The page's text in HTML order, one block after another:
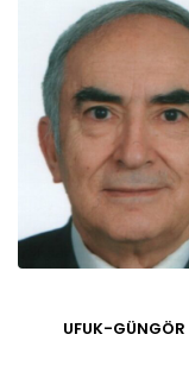
UFUK-GÜNGÖR